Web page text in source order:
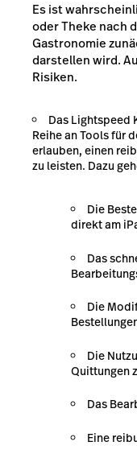
Es ist
oder Theke nach
Gastronomie
darstellen wird.
Risiken.
Das Lightspeed
Reihe an Tools für
erlauben, einen
zu leisten. Dazu
Die
direkt am
Das
Die
Die
Quittungen
Das
Eine